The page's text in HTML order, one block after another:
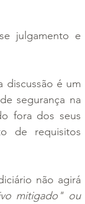
julgamento e
discussão é um
segurança na
fora dos seus
de requisitos
não agirá
mitigado" ou